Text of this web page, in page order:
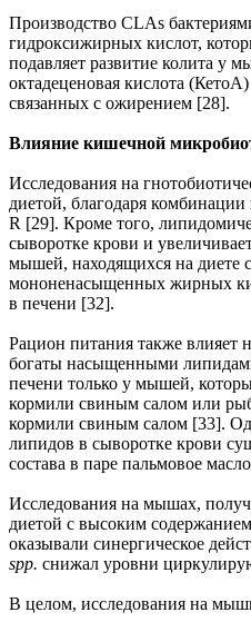
Производство CLAs
гидроксижирных кислот,
подавляет развитие колита
октадеценовая кислота
связанных с ожирением [28].
Влияние кишечной
Исследования на
диетой, благодаря
R [29]. Кроме того,
сыворотке крови и
мышей, находящихся на диете
мононенасыщенных жирных
в печени [32].
Рацион питания также влияет
богаты насыщенными
печени только у мышей,
кормили свиным салом или
кормили свиным салом [33].
липидов в сыворотке крови
состава в паре пальмовое
Исследования на мышах,
диетой с высоким
оказывали синергическое
spp. снижал уровни
В целом, исследования на